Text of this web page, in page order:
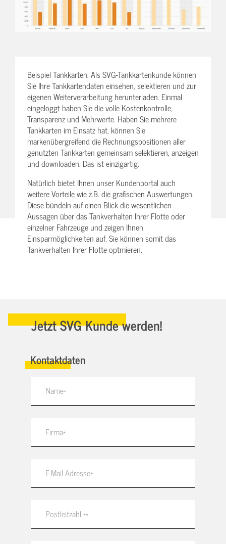
Beispiel Tankkarten: Als SVG-Tankkartenkunde können
Sie Ihre Tankkartendaten einsehen, selektieren und zur
eigenen Weiterverarbeitung herunterladen. Einmal
eingeloggt haben Sie die volle Kostenkontrolle,
Transparenz und Mehrwerte. Haben Sie mehrere
Tankkarten im Einsatz hat, können Sie
markenübergreifend die Rechnungspositionen aller
genutzten Tankkarten gemeinsam selektieren, anzeigen
und downloaden. Das ist einzigartig.
Natürlich bietet Ihnen unser Kundenportal auch
weitere Vorteile wie z.B. die grafischen Auswertungen.
Diese bündeln auf einen Blick die wesentlichen
Aussagen über das Tankverhalten Ihrer Flotte oder
einzelner Fahrzeuge und zeigen Ihnen
Einsparmöglichkeiten auf. Sie können somit das
Tankverhalten Ihrer Flotte optmieren.
Jetzt SVG Kunde werden!
Kontaktdaten